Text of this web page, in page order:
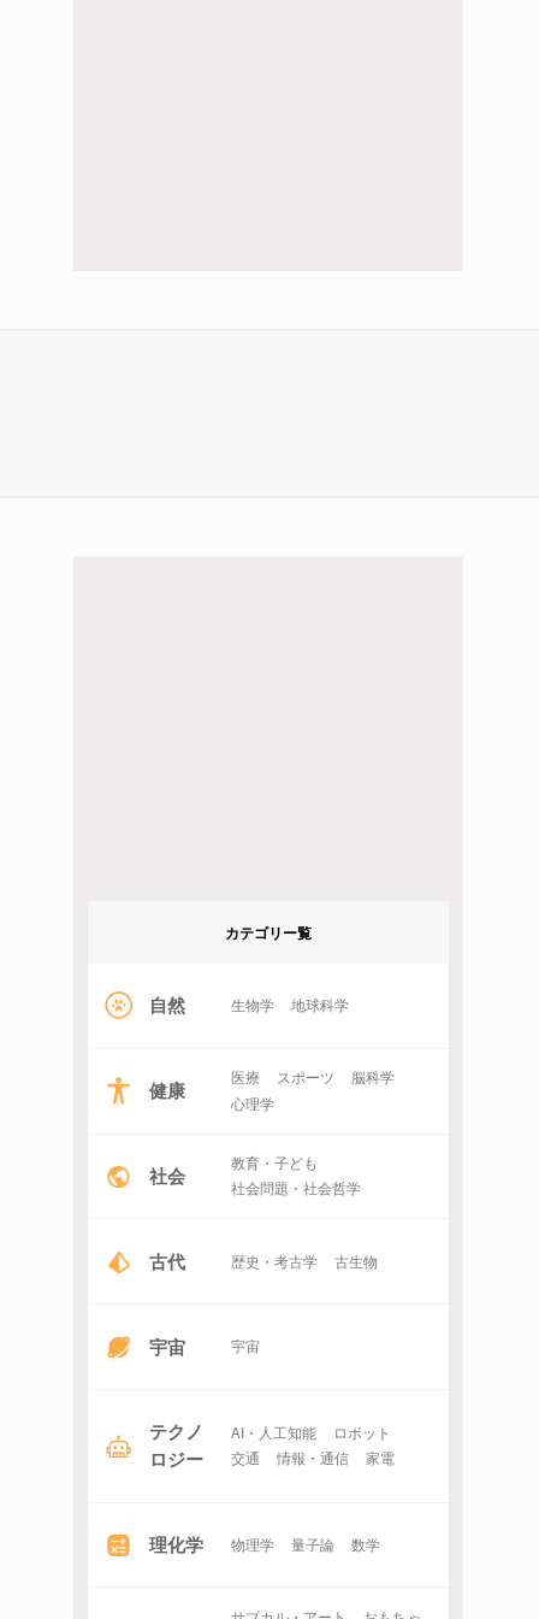
カテゴリー覧
自然 生物学 地球科学
健康 医療 スポーツ
脳科学
心理学
社会
教育・子ども
社会問題・社会哲学
古代 歴史・考古学 古生物
宇宙 宇宙
テクノ
ロジー
AI・人工知能
ロボット
交通
情報・通信 家電
理化学 物理学 量子論 数学